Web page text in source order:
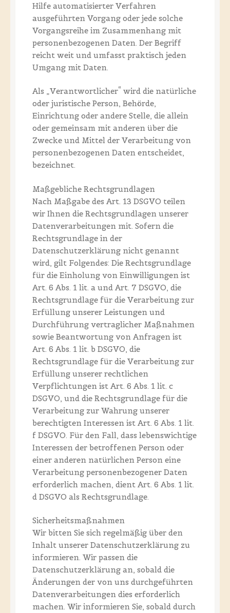
Hilfe automatisierter Verfahren
ausgeführten Vorgang oder jede solche
Vorgangsreihe im Zusammenhang mit
personenbezogenen Daten. Der Begriff
reicht weit und umfasst praktisch jeden
Umgang mit Daten.
Als „Verantwortlicher“ wird die natürliche
oder juristische Person, Behörde,
Einrichtung oder andere Stelle, die allein
oder gemeinsam mit anderen über die
Zwecke und Mittel der Verarbeitung von
personenbezogenen Daten entscheidet,
bezeichnet.
Maßgebliche Rechtsgrundlagen
Nach Maßgabe des Art. 13 DSGVO teilen
wir Ihnen die Rechtsgrundlagen unserer
Datenverarbeitungen mit. Sofern die
Rechtsgrundlage in der
Datenschutzerklärung nicht genannt
wird, gilt Folgendes: Die Rechtsgrundlage
für die Einholung von Einwilligungen ist
Art. 6 Abs. 1 lit. a und Art. 7 DSGVO, die
Rechtsgrundlage für die Verarbeitung zur
Erfüllung unserer Leistungen und
Durchführung vertraglicher Maßnahmen
sowie Beantwortung von Anfragen ist
Art. 6 Abs. 1 lit. b DSGVO, die
Rechtsgrundlage für die Verarbeitung zur
Erfüllung unserer rechtlichen
Verpflichtungen ist Art. 6 Abs. 1 lit. c
DSGVO, und die Rechtsgrundlage für die
Verarbeitung zur Wahrung unserer
berechtigten Interessen ist Art. 6 Abs. 1 lit.
f DSGVO. Für den Fall, dass lebenswichtige
Interessen der betroffenen Person oder
einer anderen natürlichen Person eine
Verarbeitung personenbezogener Daten
erforderlich machen, dient Art. 6 Abs. 1 lit.
d DSGVO als Rechtsgrundlage.
Sicherheitsmaßnahmen
Wir bitten Sie sich regelmäßig über den
Inhalt unserer Datenschutzerklärung zu
informieren. Wir passen die
Datenschutzerklärung an, sobald die
Änderungen der von uns durchgeführten
Datenverarbeitungen dies erforderlich
machen. Wir informieren Sie, sobald durch